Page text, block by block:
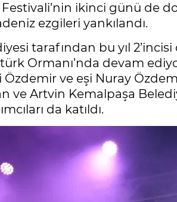
ikinci günü de
ezgileri yankılandı.
tarafından bu yıl
Ormanı’nda devam
ve eşi Nuray
ve Artvin Kemalpaşa
da katıldı.